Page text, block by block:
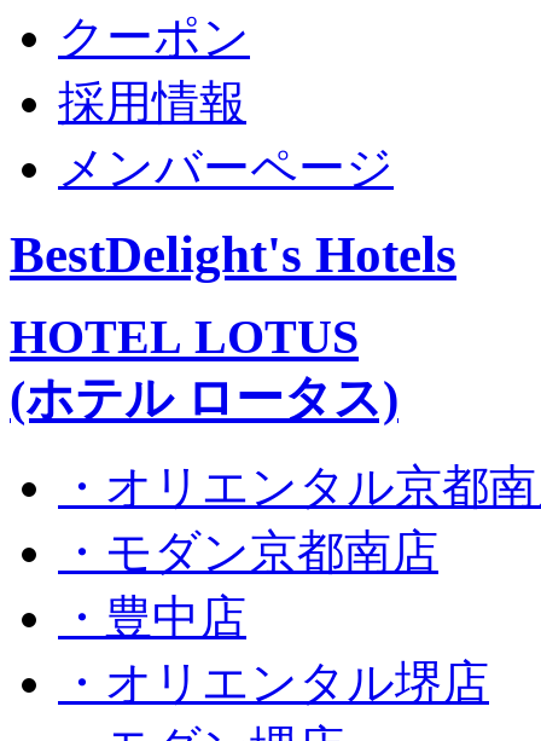
クーポン
採用情報
メンバーページ
BestDelight's Hotels
HOTEL LOTUS
(ホテル ロータス)
・オリエンタル京都
・モダン京都南店
・豊中店
・オリエンタル堺店